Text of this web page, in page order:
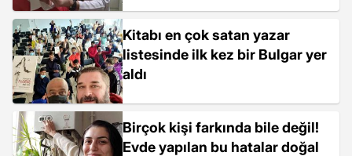
Kitabı en çok satan yazar
listesinde ilk kez bir Bulgar yer
aldı
Birçok kişi farkında bile değil!
Evde yapılan bu hatalar doğal